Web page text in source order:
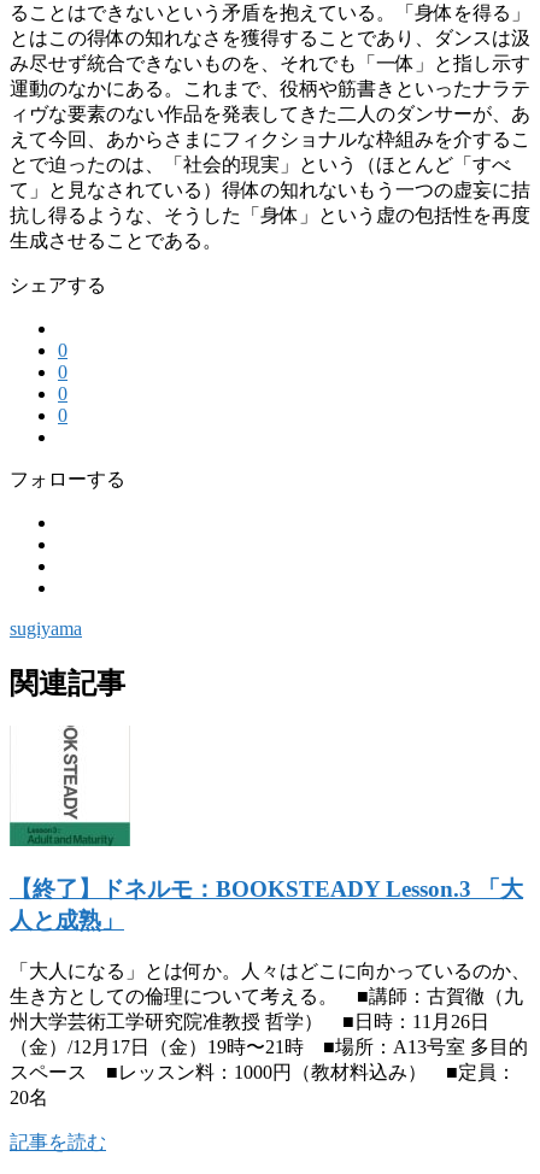
ることはできないという矛盾を抱えている。「身体を得る」
とはこの得体の知れなさを獲得することであり、ダンスは汲
み尽せず統合できないものを、それでも「一体」と指し示す
運動のなかにある。これまで、役柄や筋書きといったナラテ
ィヴな要素のない作品を発表してきた二人のダンサーが、あ
えて今回、あからさまにフィクショナルな枠組みを介するこ
とで迫ったのは、「社会的現実」という（ほとんど「すべ
て」と見なされている）得体の知れないもう一つの虚妄に拮
抗し得るような、そうした「身体」という虚の包括性を再度
生成させることである。
シェアする
0
0
0
0
フォローする
sugiyama
関連記事
【終了】ドネルモ：BOOKSTEADY Lesson.3 「大
人と成熟」
「大人になる」とは何か。人々はどこに向かっているのか、
生き方としての倫理について考える。 ■講師：古賀徹（九
州大学芸術工学研究院准教授 哲学） ■日時：11月26日
（金）/12月17日（金）19時〜21時 ■場所：A13号室 多目的
スペース ■レッスン料：1000円（教材料込み） ■定員：
20名
記事を読む